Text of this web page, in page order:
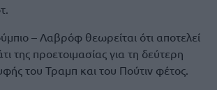
– Λαβρόφ θεωρείται ότι αποτελεί
της προετοιμασίας για τη δεύτερη
του Τραμπ και του Πούτιν φέτος.